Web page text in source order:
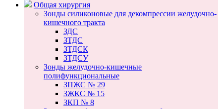
Общая хирургия
Зонды силиконовые для декомпрессии желудочно-
кишечного тракта
ЗДС
ЗТДС
ЗТДСК
ЗТДСУ
Зонды желудочно-кишечные
полифункциональные
ЗПЖС № 29
ЗЖКС № 15
ЗКП № 8